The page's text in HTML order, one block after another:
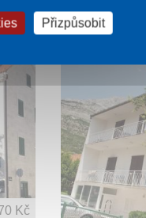
Kč
Přizpůsobit